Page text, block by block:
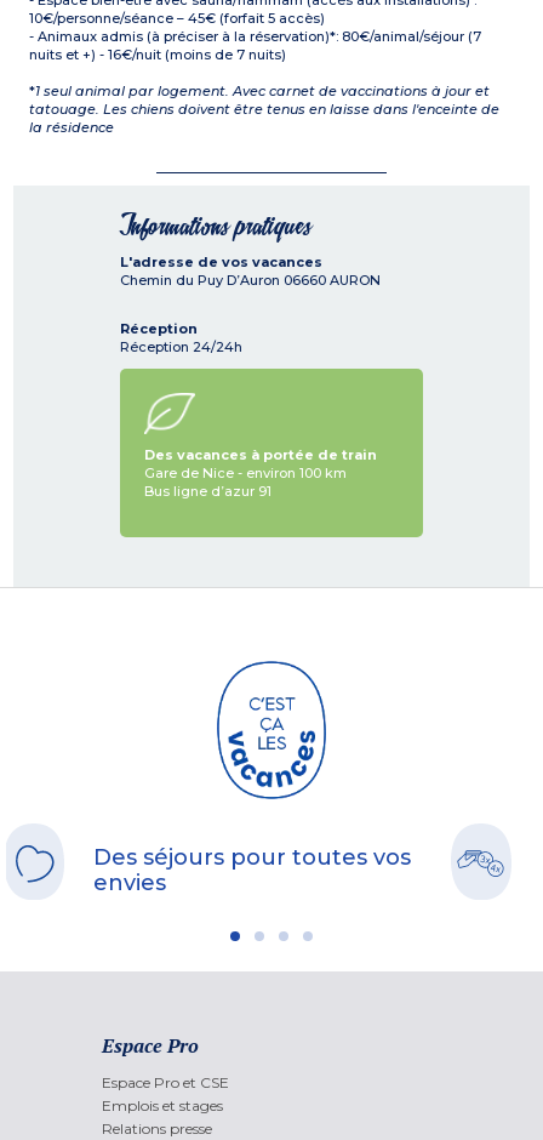
10€/personne/séance – 45€ (forfait 5 accès)
- Animaux admis (à préciser à la réservation)*: 80€/animal/séjour (7
nuits et +) - 16€/nuit (moins de 7 nuits)
*1 seul animal par logement. Avec carnet de vaccinations à jour et
tatouage. Les chiens doivent être tenus en laisse dans l'enceinte de
la résidence
Informations pratiques
L'adresse de vos vacances
Chemin du Puy D’Auron 06660 AURON
Réception
Réception 24/24h
Des vacances à portée de train
Gare de Nice - environ 100 km
Bus ligne d’azur 91
Des séjours pour toutes vos
envies
Espace Pro
Espace Pro et CSE
Emplois et stages
Relations presse